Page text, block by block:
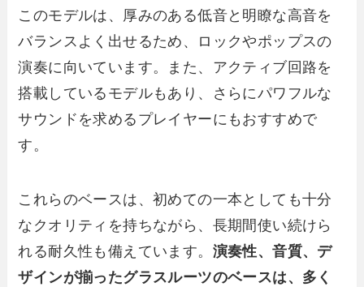
このモデルは、厚みのある低音と明瞭な高音を
バランスよく出せるため、ロックやポップスの
演奏に向いています。また、アクティブ回路を
搭載しているモデルもあり、さらにパワフルな
サウンドを求めるプレイヤーにもおすすめで
す。
これらのベースは、初めての一本としても十分
なクオリティを持ちながら、長期間使い続けら
れる耐久性も備えています。 演奏性、音質、デ
ザインが揃ったグラスルーツのベースは、多く